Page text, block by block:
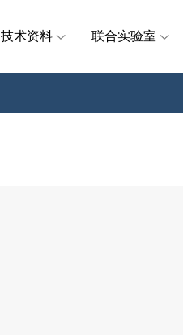
技术资料 联合实验室